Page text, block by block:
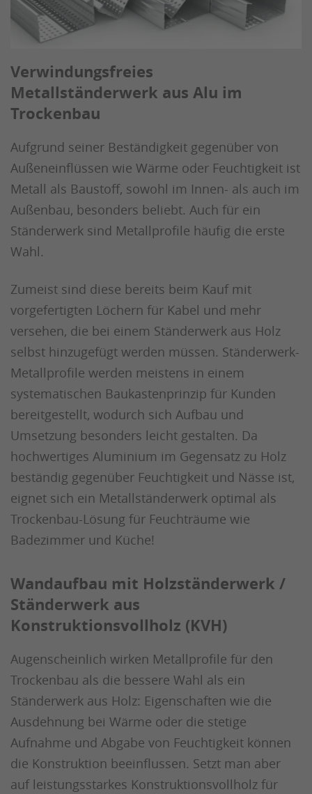
Verwindungsfreies
Metallständerwerk aus Alu im
Trockenbau
Aufgrund seiner Beständigkeit gegenüber von
Außeneinflüssen wie Wärme oder Feuchtigkeit ist
Metall als Baustoff, sowohl im Innen- als auch im
Außenbau, besonders beliebt. Auch für ein
Ständerwerk sind Metallprofile häufig die erste
Wahl.
Zumeist sind diese bereits beim Kauf mit
vorgefertigten Löchern für Kabel und mehr
versehen, die bei einem Ständerwerk aus Holz
selbst hinzugefügt werden müssen. Ständerwerk-
Metallprofile werden meistens in einem
systematischen Baukastenprinzip für Kunden
bereitgestellt, wodurch sich Aufbau und
Umsetzung besonders leicht gestalten. Da
hochwertiges Aluminium im Gegensatz zu Holz
beständig gegenüber Feuchtigkeit und Nässe ist,
eignet sich ein Metallständerwerk optimal als
Trockenbau-Lösung für Feuchträume wie
Badezimmer und Küche!
Wandaufbau mit Holzständerwerk /
Ständerwerk aus
Konstruktionsvollholz (KVH)
Augenscheinlich wirken Metallprofile für den
Trockenbau als die bessere Wahl als ein
Ständerwerk aus Holz: Eigenschaften wie die
Ausdehnung bei Wärme oder die stetige
Aufnahme und Abgabe von Feuchtigkeit können
die Konstruktion beeinflussen. Setzt man aber
auf leistungsstarkes Konstruktionsvollholz für